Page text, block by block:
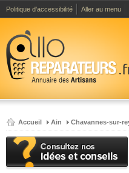
Politique d'accessibilité Aller au menu
Accueil Ain Chavannes-sur-